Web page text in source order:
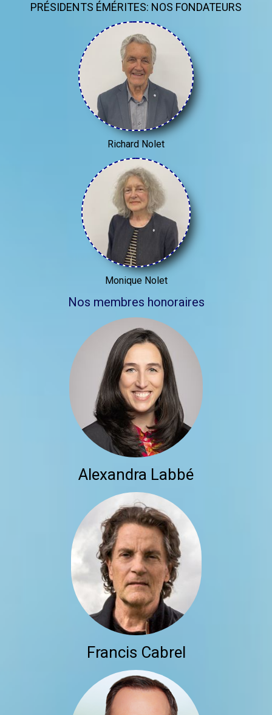
PRÉSIDENTS ÉMÉRITES: NOS FONDATEURS
Richard Nolet
Monique Nolet
Nos membres honoraires
Alexandra Labbé
Francis Cabrel